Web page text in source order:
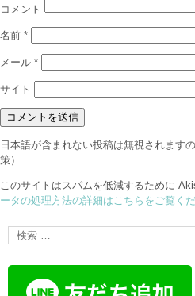
コメント
名前 *
メール *
サイト
日本語が含まれない投稿は無視されます
策）
このサイトはスパムを低減するために
ータの処理方法の詳細はこちらをご覧く